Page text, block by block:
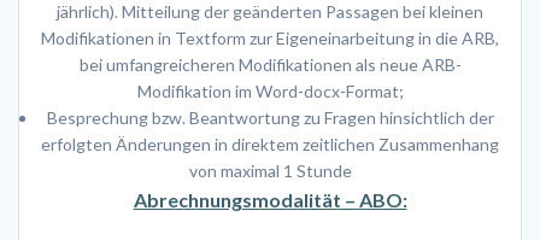
jährlich). Mitteilung der geänderten Passagen bei kleinen
Modifikationen in Textform zur Eigeneinarbeitung in die ARB,
bei umfangreicheren Modifikationen als neue ARB-
Modifikation im Word-docx-Format;
Besprechung bzw. Beantwortung zu Fragen hinsichtlich der
erfolgten Änderungen in direktem zeitlichen Zusammenhang
von maximal 1 Stunde
Abrechnungsmodalität – ABO: